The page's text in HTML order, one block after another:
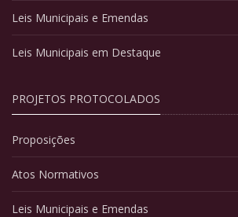
Leis Municipais e Emendas
Leis Municipais em Destaque
PROJETOS PROTOCOLADOS
Proposições
Atos Normativos
Leis Municipais e Emendas